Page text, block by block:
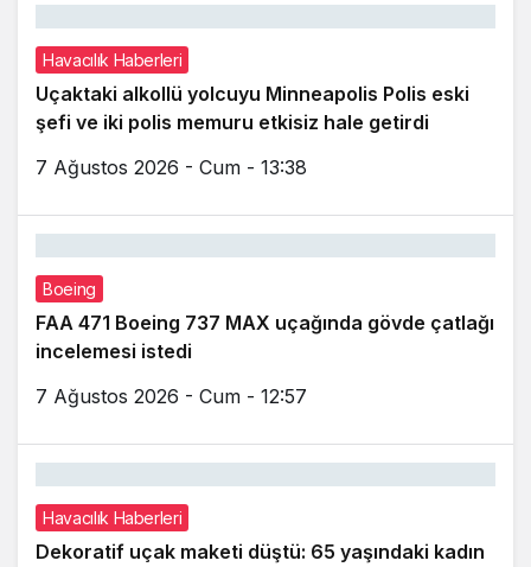
Havacılık Haberleri
Uçaktaki alkollü yolcuyu Minneapolis Polis eski
şefi ve iki polis memuru etkisiz hale getirdi
7 Ağustos 2026 - Cum - 13:38
Boeing
FAA 471 Boeing 737 MAX uçağında gövde çatlağı
incelemesi istedi
7 Ağustos 2026 - Cum - 12:57
Havacılık Haberleri
Dekoratif uçak maketi düştü: 65 yaşındaki kadın